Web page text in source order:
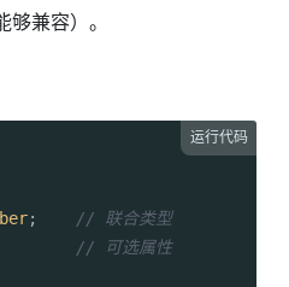
兼容）。
运行代码
;
// 联合类型
// 可选属性